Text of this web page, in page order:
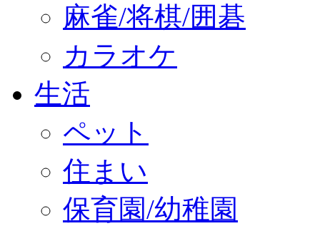
麻雀/将棋/囲碁
カラオケ
生活
ペット
住まい
保育園/幼稚園